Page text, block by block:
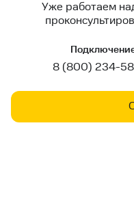
Уже работаем
8 (800) 234-